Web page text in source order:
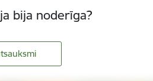
bija noderīga?